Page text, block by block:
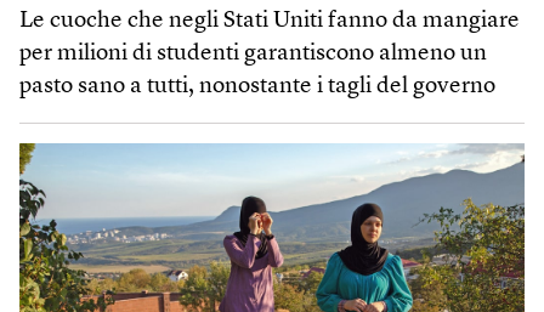
Le cuoche che negli Stati Uniti fanno da mangiare
per milioni di studenti garantiscono almeno un
pasto sano a tutti, nonostante i tagli del governo